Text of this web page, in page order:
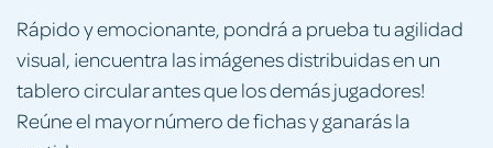
Rápido y emocionante, pondrá a prueba tu agilidad
visual, ¡encuentra las imágenes distribuidas en un
tablero circular antes que los demás jugadores!
Reúne el mayor número de fichas y ganarás la